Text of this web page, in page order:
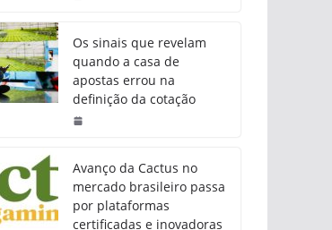
Os sinais que revelam
quando a casa de
apostas errou na
definição da cotação
Avanço da Cactus no
mercado brasileiro passa
por plataformas
certificadas e inovadoras